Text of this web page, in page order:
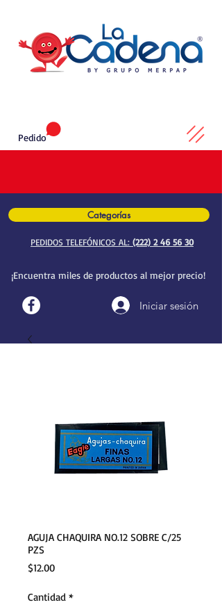
Categorías
PEDIDOS TELEFÓNICOS AL: (222) 2 46 56 30
¡Encuentra miles de productos al mejor precio!
Iniciar sesión
Pedido
AGUJA CHAQUIRA NO.12 SOBRE C/25
PZS
$12.00Precio
Cantidad *